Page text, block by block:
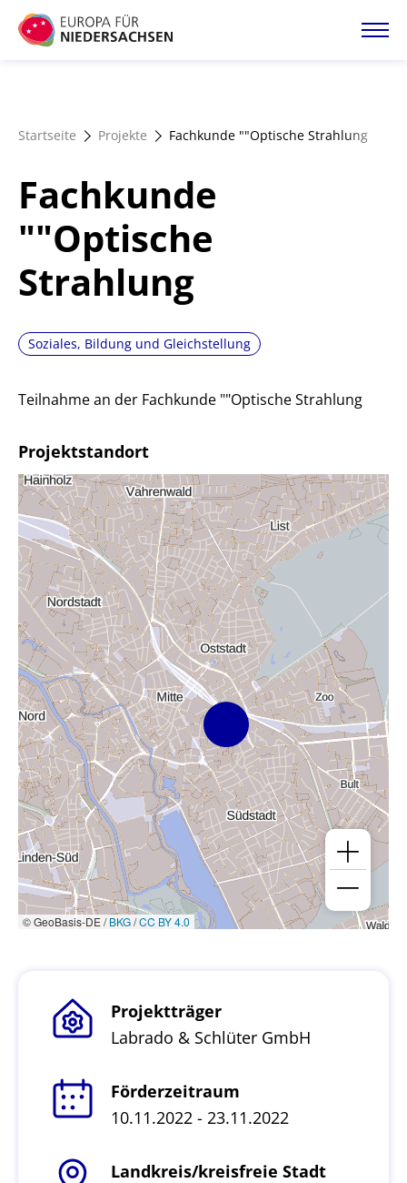
Direkt
zum
Förderangebote
Magazin
Startseite Projekte Fachkunde ""Optische Strahlung
Fachkunde
""Optische
Strahlung
Soziales, Bildung und Gleichstellung
Teilnahme an der Fachkunde ""Optische Strahlung
Projektstandort
© GeoBasis-DE /BKG/CC BY 4.0
Projektträger
Labrado & Schlüter GmbH
Förderzeitraum
10.11.2022 - 23.11.2022
Landkreis/kreisfreie Stadt